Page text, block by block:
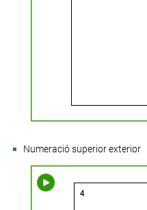
Numeració superior exterior